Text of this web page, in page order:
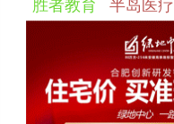
胜者教育 半岛医疗